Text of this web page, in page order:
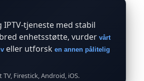
IPTV-tjeneste med stabil
enhetsstøtte, vurder vårt
eller utforsk en annen pålitelig
Firestick, Android, iOS.